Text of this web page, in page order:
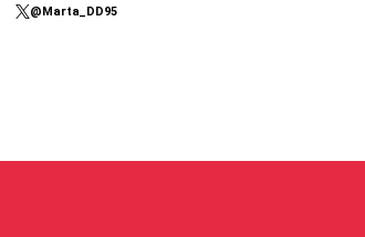
@Marta_DD95